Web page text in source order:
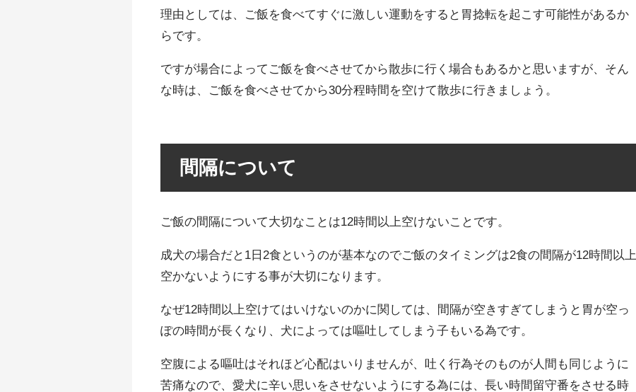
理由としては、ご飯を食べてすぐに激しい運動をすると胃捻転を起こす可能性があるか
らです。
ですが場合によってご飯を食べさせてから散歩に行く場合もあるかと思いますが、そん
な時は、ご飯を食べさせてから30分程時間を空けて散歩に行きましょう。
間隔について
ご飯の間隔について大切なことは12時間以上空けないことです。
成犬の場合だと1日2食というのが基本なのでご飯のタイミングは2食の間隔が12時間以上
空かないようにする事が大切になります。
なぜ12時間以上空けてはいけないのかに関しては、間隔が空きすぎてしまうと胃が空っ
ぽの時間が長くなり、犬によっては嘔吐してしまう子もいる為です。
空腹による嘔吐はそれほど心配はいりませんが、吐く行為そのものが人間も同じように
苦痛なので、愛犬に辛い思いをさせないようにする為には、長い時間留守番をさせる時